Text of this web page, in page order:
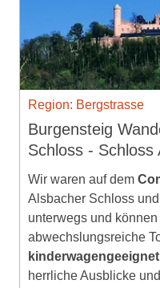
Region: Bergstrasse
Burgensteig
Schloss - Schloss
Wir waren auf dem
Alsbacher Schloss
unterwegs und
abwechslungsreiche
kinderwagengeeignet
herrliche Ausblicke